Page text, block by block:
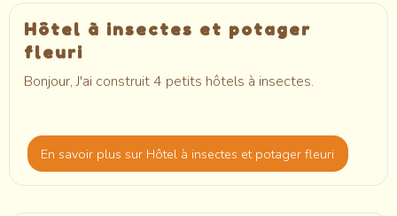
Hôtel à insectes et potager
fleuri
Bonjour, J'ai construit 4 petits hôtels à insectes.
En savoir plussur Hôtel à insectes et potager fleuri